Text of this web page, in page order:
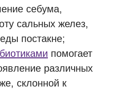
себума,
сальных желез,
постакне;
помогает
различных
склонной к